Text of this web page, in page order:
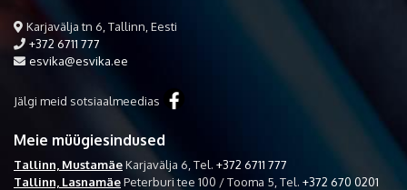
Karjavälja tn 6, Tallinn, Eesti
+372 6711 777
esvika@esvika.ee
Jälgi meid sotsiaalmeedias
Meie müügiesindused
Tallinn, MustamäeKarjavälja 6, Tel. +372 6711 777
Tallinn, LasnamäePeterburi tee 100 / Tooma 5, Tel. +372 670 0201